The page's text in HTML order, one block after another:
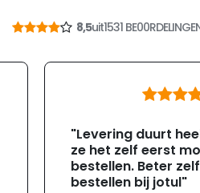
8,5uit1531
"Levering duurt
ze het zelf eerst
bestellen. Beter
bestellen bij jotul"